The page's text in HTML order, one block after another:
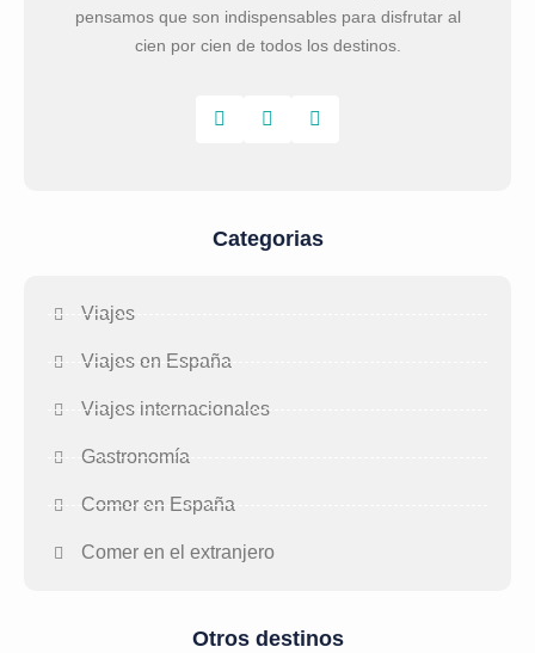
pensamos que son indispensables para disfrutar al
cien por cien de todos los destinos.
Categorias
Viajes
Viajes en España
Viajes internacionales
Gastronomía
Comer en España
Comer en el extranjero
Otros destinos